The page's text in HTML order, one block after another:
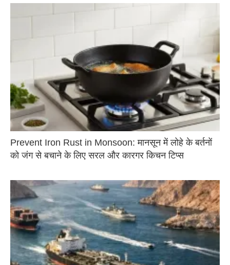
Prevent Iron Rust in Monsoon: मानसून में लोहे के बर्तनों
को जंग से बचाने के लिए सरल और कारगर किचन टिप्स